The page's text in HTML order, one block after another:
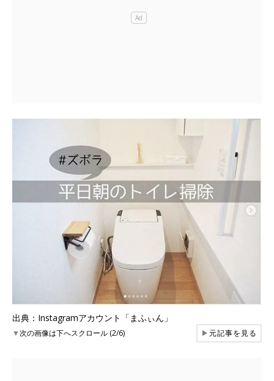
出典：Instagramアカウント「まふぃん」
▼次の画像は下へスクロール (2/6) ▶元記事を見る